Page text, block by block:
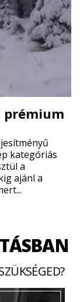
prémium
kategóriás
a
ajánl a